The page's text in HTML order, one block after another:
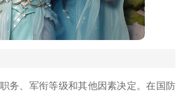
务、军衔等级和其他因素决定。在国防